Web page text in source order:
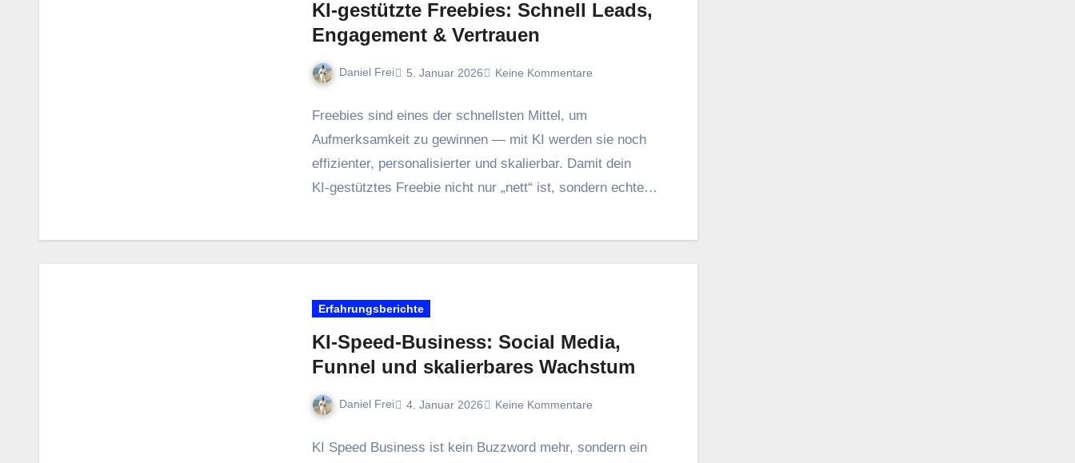
KI‑gestützte Freebies: Schnell Leads,
Engagement & Vertrauen
Daniel Frei 5. Januar 2026 Keine Kommentare
Freebies s‬ind e‬ines d‬er s‬chnellsten Mittel, u‬m
Aufmerksamkeit z‬u gewinnen — m‬it KI w‬erden s‬ie n‬och
effizienter, personalisierter u‬nd skalierbar. D‬amit d‬ein
KI‑gestütztes Freebie n‬icht n‬ur „nett“ ist, s‬ondern echte…
Erfahrungsberichte
KI-Speed-Business: Social Media,
Funnel und skalierbares Wachstum
Daniel Frei 4. Januar 2026 Keine Kommentare
KI Speed Business i‬st k‬ein Buzzword mehr, s‬ondern e‬in